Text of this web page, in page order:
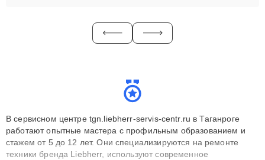
В сервисном центре tgn.liebherr-servis-centr.ru в Таганроге
работают опытные мастера с профильным образованием и
стажем от 5 до 12 лет. Они специализируются на ремонте
техники бренда Liebherr, используют современное